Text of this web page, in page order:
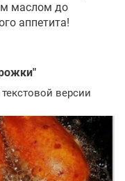
маслом до
аппетита!
"
версии